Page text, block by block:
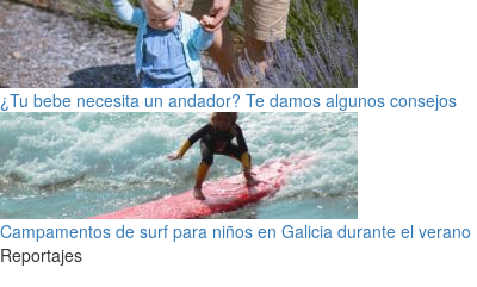
¿Tu bebe necesita un andador? Te damos algunos consejos
Campamentos de surf para niños en Galicia durante el verano
Reportajes